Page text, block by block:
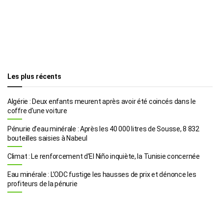
Les plus récents
Algérie : Deux enfants meurent après avoir été coincés dans le
coffre d’une voiture
Pénurie d’eau minérale : Après les 40 000 litres de Sousse, 8 832
bouteilles saisies à Nabeul
Climat : Le renforcement d’El Niño inquiète, la Tunisie concernée
Eau minérale : L’ODC fustige les hausses de prix et dénonce les
profiteurs de la pénurie